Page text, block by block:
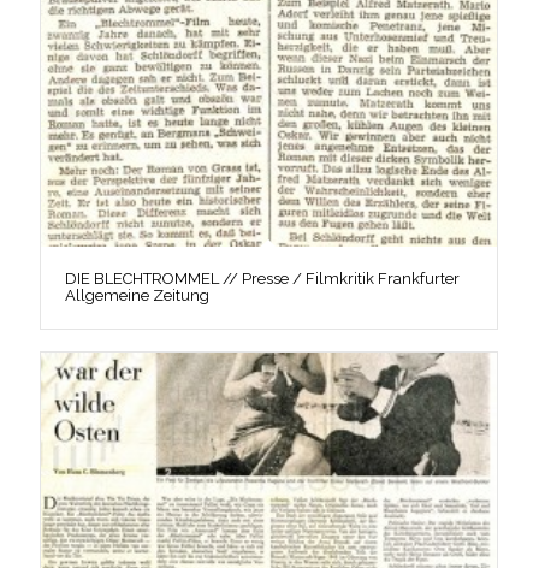
DIE BLECHTROMMEL // Presse / Filmkritik Frankfurter
Allgemeine Zeitung